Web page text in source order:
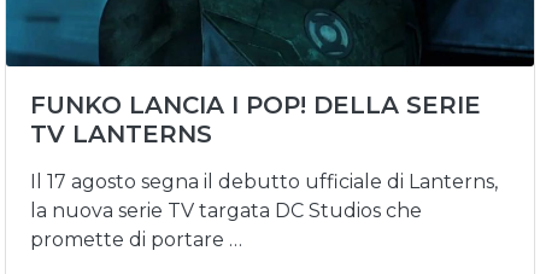
FUNKO LANCIA I POP! DELLA SERIE
TV LANTERNS
Il 17 agosto segna il debutto ufficiale di Lanterns,
la nuova serie TV targata DC Studios che
promette di portare …